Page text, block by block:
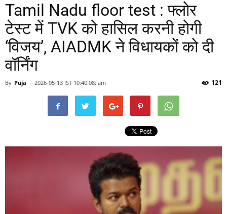
Tamil Nadu floor test : फ्लोर
टेस्ट में TVK को हासिल करनी होगी
‘विजय’, AIADMK ने विधायकों को दी
वॉर्निंग
By Puja - 2026-05-13 IST 10:40:08: am 121